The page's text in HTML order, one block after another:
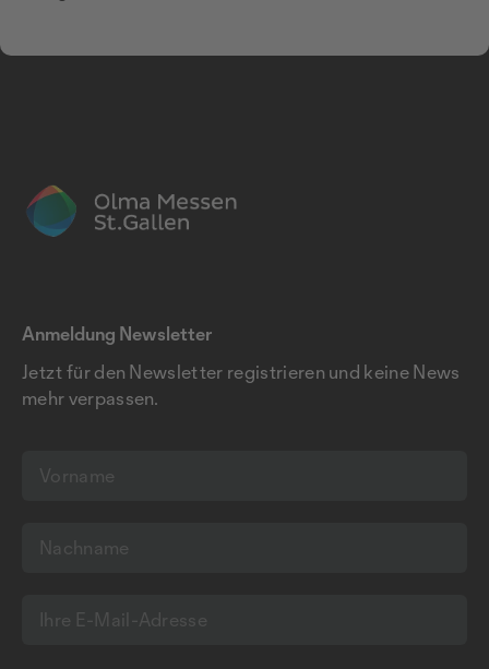
Anmeldung Newsletter
Jetzt für den Newsletter registrieren und keine News
mehr verpassen.